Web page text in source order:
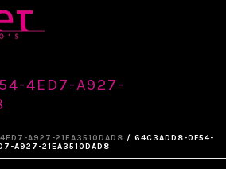
4ED7-A927-
A927-21EA3510DAD8 / 64C3ADD8-0F54-
A927-21EA3510DAD8